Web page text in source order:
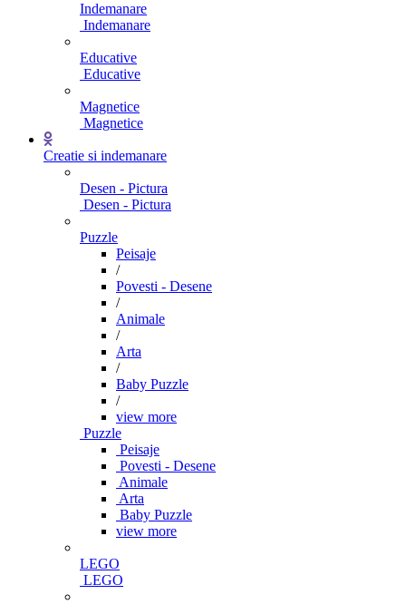
Indemanare
Indemanare
Educative
Educative
Magnetice
Magnetice
Creatie si indemanare
Desen - Pictura
Desen - Pictura
Puzzle
Peisaje
/
Povesti - Desene
/
Animale
/
Arta
/
Baby Puzzle
/
view more
Puzzle
Peisaje
Povesti - Desene
Animale
Arta
Baby Puzzle
view more
LEGO
LEGO